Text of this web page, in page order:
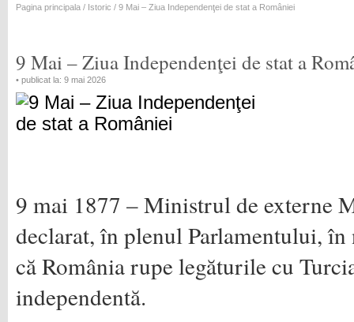
Pagina principala / Istoric / 9 Mai – Ziua Independenţei de stat a României
9 Mai – Ziua Independenţei de stat a
• publicat la: 9 mai 2026
9 mai 1877 – Ministrul de externe
declarat, în plenul Parlamentului,
că România rupe legăturile cu
independentă.